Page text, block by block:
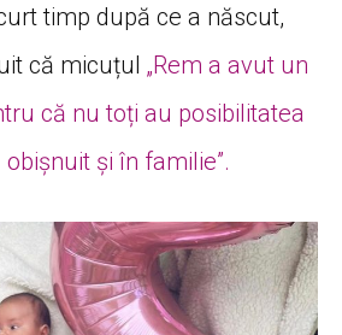
timp după ce a născut,
că micuțul „Rem a avut un
că nu toți au posibilitatea
și în familie”.